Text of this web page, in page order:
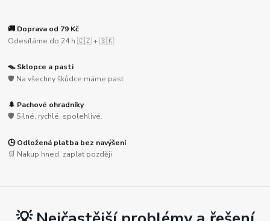
🚚 Doprava od 79 Kč
Odesíláme do 24 h 🇨🇿 + 🇸🇰
🪤 Sklopce a pasti
🛡️ Na všechny škůdce máme past
🌲 Pachové ohradníky
🛡️ Silné, rychlé, spolehlivé.
🕒 Odložená platba bez navýšení
🛒 Nakup hned, zaplať později